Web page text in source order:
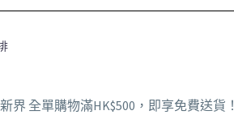
界 全單購物滿HK$500，即享免費送貨！